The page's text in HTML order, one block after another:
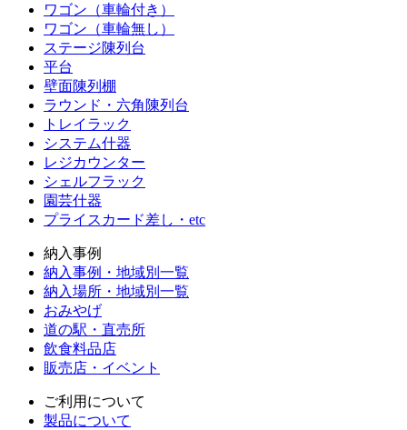
ワゴン（車輪付き）
ワゴン（車輪無し）
ステージ陳列台
平台
壁面陳列棚
ラウンド・六角陳列台
トレイラック
システム什器
レジカウンター
シェルフラック
園芸什器
プライスカード差し・etc
納入事例
納入事例・地域別一覧
納入場所・地域別一覧
おみやげ
道の駅・直売所
飲食料品店
販売店・イベント
ご利用について
製品について